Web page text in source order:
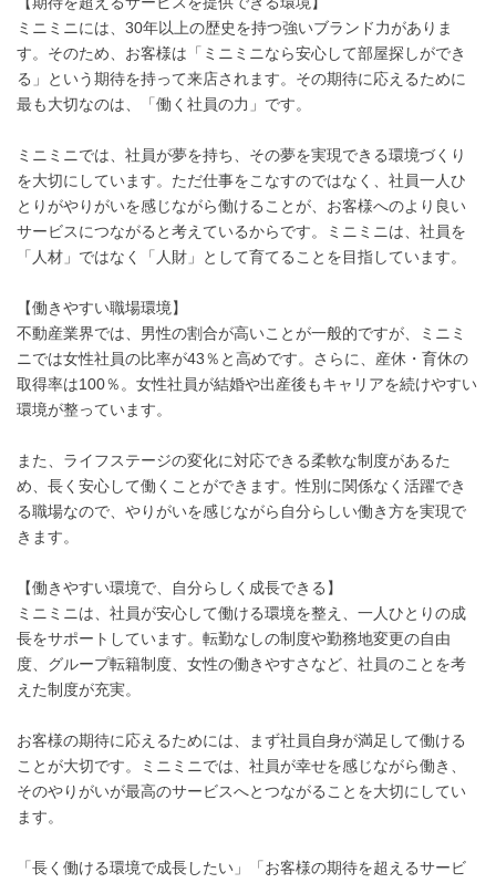
ミニミニには、30年以上の歴史を持つ強いブランド力がありま
す。そのため、お客様は「ミニミニなら安心して部屋探しができ
る」という期待を持って来店されます。その期待に応えるために
最も大切なのは、「働く社員の力」です。
ミニミニでは、社員が夢を持ち、その夢を実現できる環境づくり
を大切にしています。ただ仕事をこなすのではなく、社員一人ひ
とりがやりがいを感じながら働けることが、お客様へのより良い
サービスにつながると考えているからです。ミニミニは、社員を
「人材」ではなく「人財」として育てることを目指しています。
【働きやすい職場環境】
不動産業界では、男性の割合が高いことが一般的ですが、ミニミ
ニでは女性社員の比率が43％と高めです。さらに、産休・育休の
取得率は100％。女性社員が結婚や出産後もキャリアを続けやすい
環境が整っています。
また、ライフステージの変化に対応できる柔軟な制度があるた
め、長く安心して働くことができます。性別に関係なく活躍でき
る職場なので、やりがいを感じながら自分らしい働き方を実現で
きます。
【働きやすい環境で、自分らしく成長できる】
ミニミニは、社員が安心して働ける環境を整え、一人ひとりの成
長をサポートしています。転勤なしの制度や勤務地変更の自由
度、グループ転籍制度、女性の働きやすさなど、社員のことを考
えた制度が充実。
お客様の期待に応えるためには、まず社員自身が満足して働ける
ことが大切です。ミニミニでは、社員が幸せを感じながら働き、
そのやりがいが最高のサービスへとつながることを大切にしてい
ます。
「長く働ける環境で成長したい」「お客様の期待を超えるサービ